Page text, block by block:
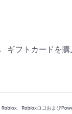
ギフトカードを購
、Robloxロゴおよび